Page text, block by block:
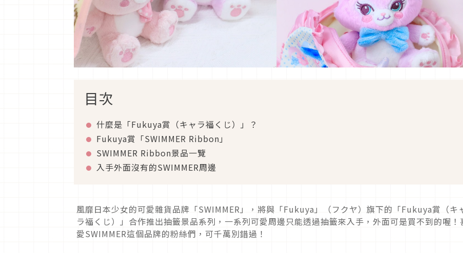
目次
什麼是「Fukuya賞（キャラ福くじ）」？
Fukuya賞「SWIMMER Ribbon」
SWIMMER Ribbon景品一覽
入手外面沒有的SWIMMER周邊
風靡日本少女的可愛雜貨品牌「SWIMMER」，將與「Fukuya」（フクヤ）旗下的「Fukuya賞（キ
ラ福くじ）」合作推出抽籤景品系列，一系列可愛周邊只能透過抽籤來入手，外面可是買不到的喔！
愛SWIMMER這個品牌的粉絲們，可千萬別錯過！